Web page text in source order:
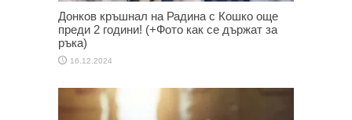
Донков кръшнал на Радина с Кошко още
преди 2 години! (+Фото как се държат за
ръка)
16.12.2024